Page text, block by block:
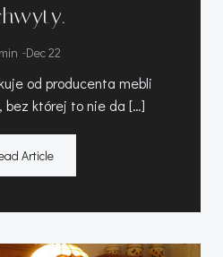
-Dec 22
od producenta mebli
bez której to nie da […]
Article